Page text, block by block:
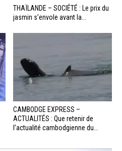
THAÏLANDE – SOCIÉTÉ : Le prix du
jasmin s’envole avant la...
CAMBODGE EXPRESS –
ACTUALITÉS : Que retenir de
l’actualité cambodgienne du...